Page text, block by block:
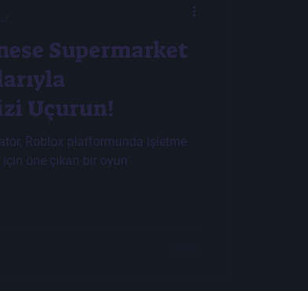
Supermarket
Uçurun!
Roblox platformunda işletme
öne çıkan bir oyun